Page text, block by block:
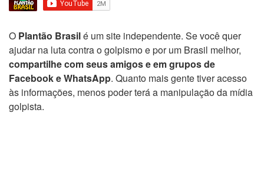
O Plantão Brasilé um site independente. Se você quer
ajudar na luta contra o golpismo e por um Brasil melhor,
compartilhe com seus amigos e em grupos de
Facebook e WhatsApp. Quanto mais gente tiver acesso
às informações, menos poder terá a manipulação da mídia
golpista.